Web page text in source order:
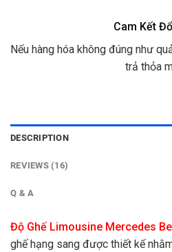
Cam Kết
Nếu hàng hóa không đúng như
trả thỏa
DESCRIPTION
REVIEWS (16)
Q & A
Độ Ghế Limousine Mercedes
ghế hạng sang được thiết kế